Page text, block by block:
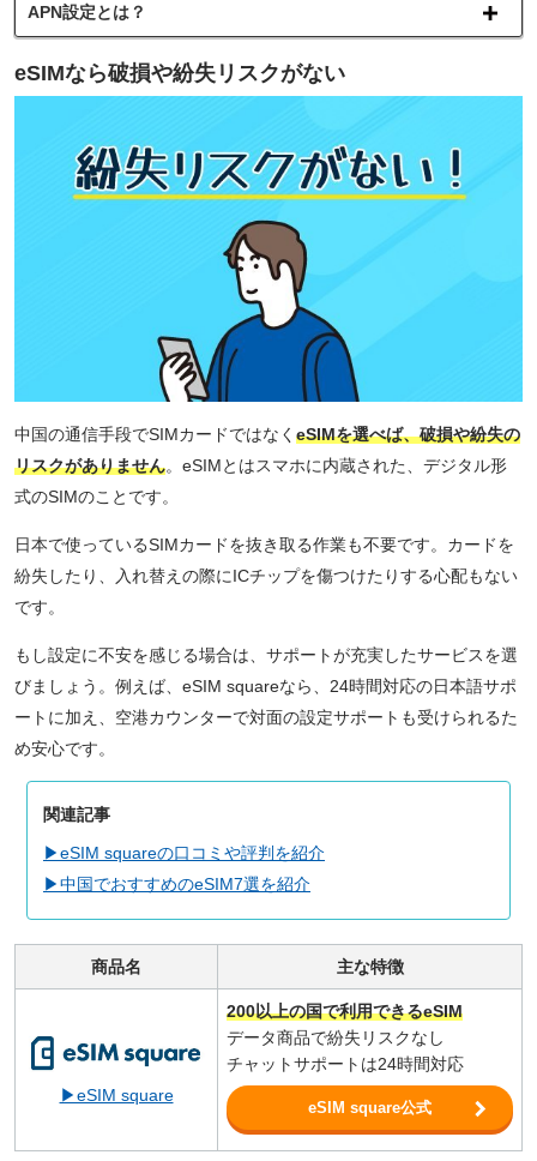
APN設定とは？
eSIMなら破損や紛失リスクがない
中国の通信手段でSIMカードではなく eSIMを選べば、破損や紛失の
リスクがありません。eSIMとはスマホに内蔵された、デジタル形
式のSIMのことです。
日本で使っているSIMカードを抜き取る作業も不要です。カードを
紛失したり、入れ替えの際にICチップを傷つけたりする心配もない
です。
もし設定に不安を感じる場合は、サポートが充実したサービスを選
びましょう。例えば、eSIM squareなら、24時間対応の日本語サポ
ートに加え、空港カウンターで対面の設定サポートも受けられるた
め安心です。
関連記事
▶eSIM squareの口コミや評判を紹介
▶中国でおすすめのeSIM7選を紹介
商品名 主な特徴
▶eSIM square
200以上の国で利用できるeSIM
データ商品で紛失リスクなし
チャットサポートは24時間対応
eSIM square公式